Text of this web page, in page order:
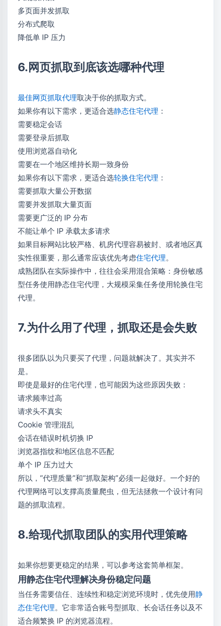
多页面并发抓取
分布式爬取
降低单 IP 压力
6.网页抓取到底该选哪种代理
最佳网页抓取代理取决于你的抓取方式。
如果你有以下需求，更适合选静态住宅代理 ：
需要稳定会话
需要登录后抓取
使用浏览器自动化
需要在一个地区维持长期一致身份
如果你有以下需求，更适合选轮换住宅代理 ：
需要抓取大量公开数据
需要并发抓取大量页面
需要更广泛的 IP 分布
不能让单个 IP 承载太多请求
如果目标网站比较严格、机房代理容易被封、或者地区真
实性很重要，那么通常应该优先考虑住宅代理。
成熟团队在实际操作中，往往会采用混合策略：身份敏感
型任务使用静态住宅代理，大规模采集任务使用轮换住宅
代理。
7.为什么用了代理，抓取还是会失败
很多团队以为只要买了代理，问题就解决了。其实并不
是。
即使是最好的住宅代理，也可能因为这些原因失败：
请求频率过高
请求头不真实
Cookie 管理混乱
会话在错误时机切换 IP
浏览器指纹和地区信息不匹配
单个 IP 压力过大
所以，“代理质量”和“抓取架构”必须一起做好。一个好的
代理网络可以支撑高质量爬虫，但无法拯救一个设计有问
题的抓取流程。
8.给现代抓取团队的实用代理策略
如果你想要更稳定的结果，可以参考这套简单框架。
用静态住宅代理解决身份稳定问题
当任务需要信任、连续性和稳定浏览环境时，优先使用静
态住宅代理。它非常适合账号型抓取、长会话任务以及不
适合频繁换 IP 的浏览器流程。